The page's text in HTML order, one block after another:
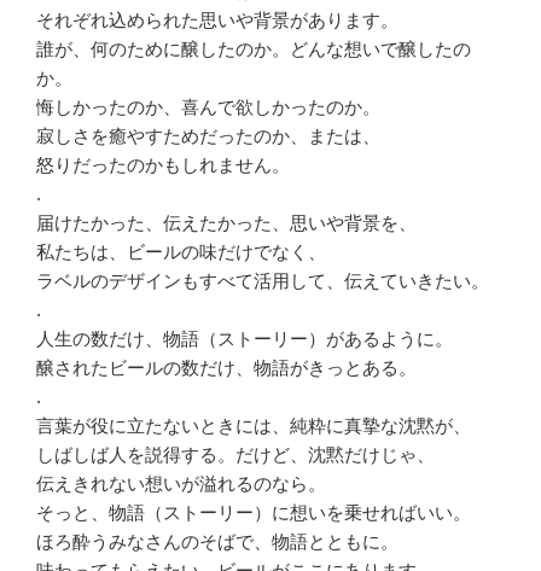
それぞれ込められた思いや背景があります。
誰が、何のために醸したのか。どんな想いで醸したの
か。
悔しかったのか、喜んで欲しかったのか。
寂しさを癒やすためだったのか、または、
怒りだったのかもしれません。
.
届けたかった、伝えたかった、思いや背景を、
私たちは、ビールの味だけでなく、
ラベルのデザインもすべて活用して、伝えていきたい。
.
人生の数だけ、物語（ストーリー）があるように。
醸されたビールの数だけ、物語がきっとある。
.
言葉が役に立たないときには、純粋に真摯な沈黙が、
しばしば人を説得する。だけど、沈黙だけじゃ、
伝えきれない想いが溢れるのなら。
そっと、物語（ストーリー）に想いを乗せればいい。
ほろ酔うみなさんのそばで、物語とともに。